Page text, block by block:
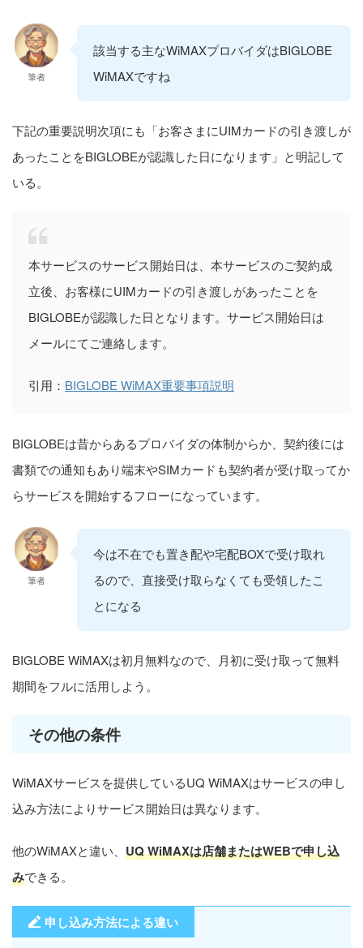
筆者
該当する主なWiMAXプロバイダはBIGLOBE
WiMAXですね
下記の重要説明次項にも「お客さまにUIMカードの引き渡しが
あったことをBIGLOBEが認識した日になります」と明記して
いる。
本サービスのサービス開始日は、本サービスのご契約成
立後、お客様にUIMカードの引き渡しがあったことを
BIGLOBEが認識した日となります。サービス開始日は
メールにてご連絡します。
引用： BIGLOBE WiMAX重要事項説明
BIGLOBEは昔からあるプロバイダの体制からか、契約後には
書類での通知もあり端末やSIMカードも契約者が受け取ってか
らサービスを開始するフローになっています。
筆者
今は不在でも置き配や宅配BOXで受け取れ
るので、直接受け取らなくても受領したこ
とになる
BIGLOBE WiMAXは初月無料なので、月初に受け取って無料
期間をフルに活用しよう。
その他の条件
WiMAXサービスを提供しているUQ WiMAXはサービスの申し
込み方法によりサービス開始日は異なります。
他のWiMAXと違い、 UQ WiMAXは店舗またはWEBで申し込
みできる。
申し込み方法による違い